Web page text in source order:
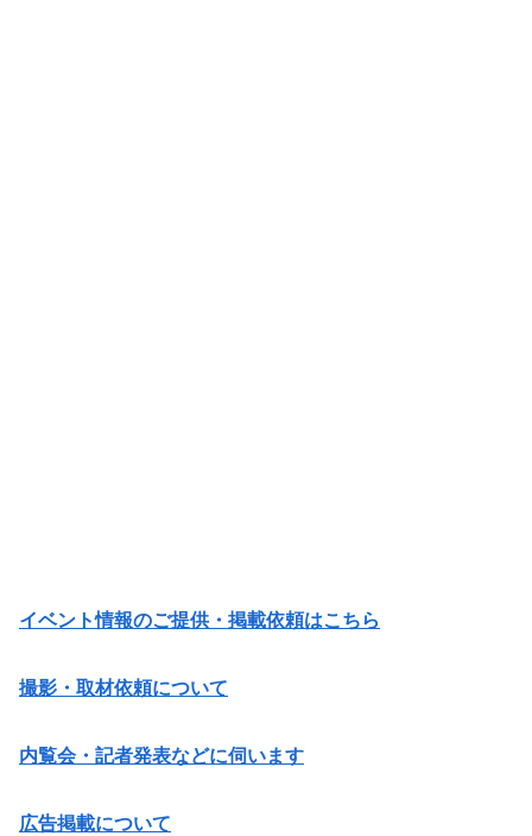
イベント情報のご提供・掲載依頼はこちら
撮影・取材依頼について
内覧会・記者発表などに伺います
広告掲載について